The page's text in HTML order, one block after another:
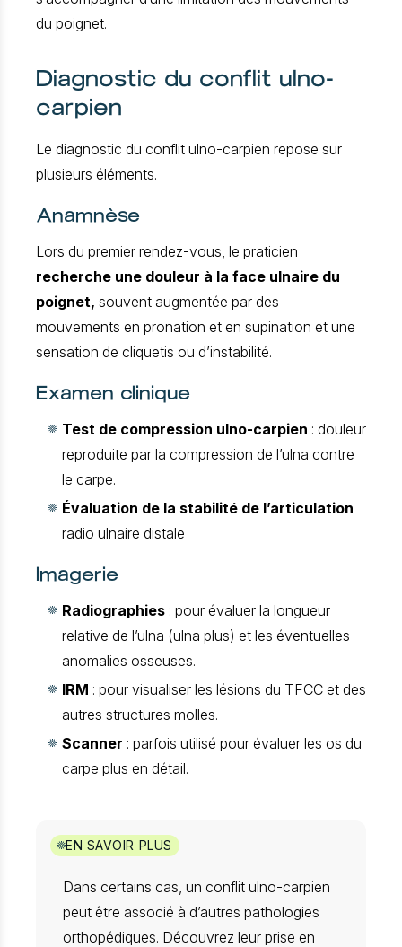
du poignet.
Diagnostic du conflit ulno-
carpien
Le diagnostic du conflit ulno-carpien repose sur
plusieurs éléments.
Anamnèse
Lors du premier rendez-vous, le praticien
recherche une douleur à la face ulnaire du
poignet, souvent augmentée par des
mouvements en pronation et en supination et une
sensation de cliquetis ou d’instabilité.
Examen clinique
Test de compression ulno-carpien : douleur
reproduite par la compression de l’ulna contre
le carpe.
Évaluation de la stabilité de l’articulation
radio ulnaire distale
Imagerie
Radiographies : pour évaluer la longueur
relative de l’ulna (ulna plus) et les éventuelles
anomalies osseuses.
IRM : pour visualiser les lésions du TFCC et des
autres structures molles.
Scanner : parfois utilisé pour évaluer les os du
carpe plus en détail.
EN SAVOIR PLUS
Dans certains cas, un conflit ulno-carpien
peut être associé à d’autres pathologies
orthopédiques. Découvrez leur prise en